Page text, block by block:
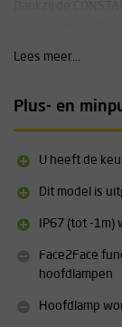
schakelt de lamp
gebruikmaken van
Specificaties:
IP67 (tot -1m)
Inclusief accu
Lees meer...
Plus- en
U heeft de
Dit model is
IP67 (tot -1m)
Face2Face
hoofdlampen
Hoofdlamp